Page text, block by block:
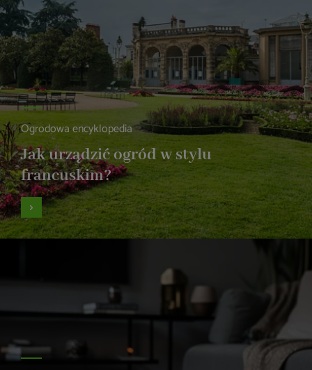
Ogrodowa encyklopedia
Jak urządzić ogród w stylu
francuskim?